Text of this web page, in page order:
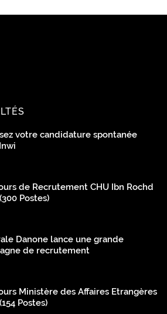
votre candidature spontanée
de Recrutement CHU Ibn Rochd
Postes)
Danone lance une grande
de recrutement
Ministère des Affaires Etrangères
Postes)